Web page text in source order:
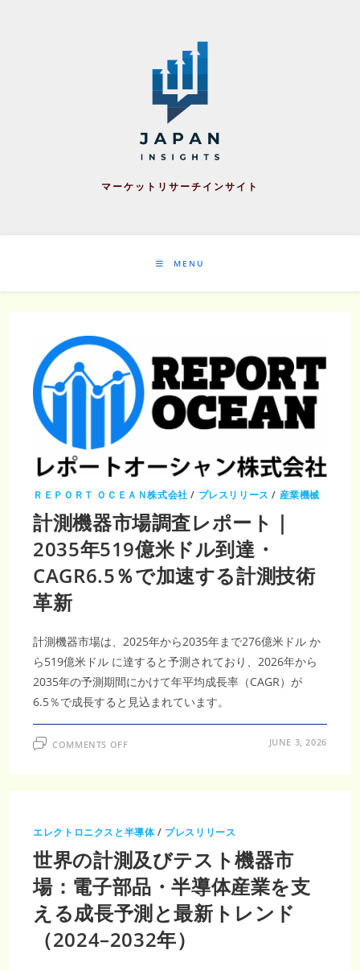
マーケットリサーチインサイト
MENU
ＲＥＰＯＲＴ ＯＣＥＡＮ株式会社 / プレスリリース / 産業機械
計測機器市場調査レポート｜
2035年519億米ドル到達・
CAGR6.5％で加速する計測技術
革新
計測機器市場は、2025年から2035年まで276億米ドル か
ら519億米ドル に達すると予測されており、2026年から
2035年の予測期間にかけて年平均成長率（CAGR）が
6.5％で成長すると見込まれています。
COMMENTS OFFON
査
レ
ー
ト
｜
2035
年
519
億
米
ド
ル
JUNE 3, 2026
エレクトロニクスと半導体/ プレスリリース
世界の計測及びテスト機器市
場：電子部品・半導体産業を支
える成長予測と最新トレンド
（2024–2032年）